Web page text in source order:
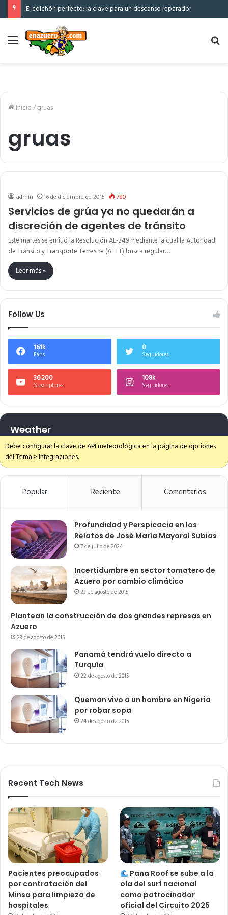
El colchón perfecto: la clave para un descanso reparador
Menú
Inicio/gruas
gruas
admin 16 de diciembre de 2015 780
Servicios de grúa ya no quedarán a
discreción de agentes de tránsito
Este martes se emitió la Resolución AL-349 mediante la cual la Autoridad
de Tránsito y Transporte Terrestre (ATTT) busca regular…
Leer más »
Follow Us
161k
Fans
0
Seguidores
36.200
Suscriptores
108k
Seguidores
Weather
Debe configurar la clave de API meteorológica en la página de opciones
del Tema > Integraciones.
Popular Reciente Comentarios
Profundidad y Perspicacia en los
Relatos de José María Mayoral Subias
7 de julio de 2024
Incertidumbre en sector tomatero de
Azuero por cambio climático
23 de agosto de 2015
Plantean la construcción de dos grandes represas en
Azuero
23 de agosto de 2015
Panamá tendrá vuelo directo a
Turquía
22 de agosto de 2015
Queman vivo a un hombre en Nigeria
por robar sopa
24 de agosto de 2015
Recent Tech News
Pacientes preocupados
por contratación del
Minsa para limpieza de
hospitales
Pana Roof se sube a la
ola del surf nacional
como patrocinador
oficial del Circuito 2025